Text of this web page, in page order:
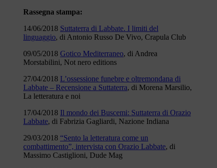
Rassegna stampa:
14/06/2018 Suttaterra di Labbate. I limiti del
linguaggio, di Antonio Russo De Vivo, Crapula Club
09/05/2018 Gotico Mediterraneo, di Andrea
Morstabilini, Not nero editions
27/04/2018 L’ossessione funebre e oltremondana di
Labbate – Recensione a Suttaterra, di Morena Marsilio,
La letteratura e noi
17/04/2018 Il mondo dei Buscemi: Suttaterra di Orazio
Labbate, di Fabrizia Gagliardi, Nazione Indiana
29/03/2018 “Sento la letteratura come un
combattimento”, intervista con Orazio Labbate, di
Massimo Castiglioni, Dude Mag